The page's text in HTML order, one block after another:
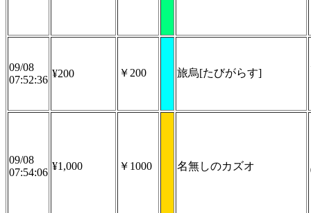
09/08
07:52:36
¥200 ￥200 旅烏[たびがらす]
09/08
07:54:06
¥1,000 ￥1000 名無しのカズオ